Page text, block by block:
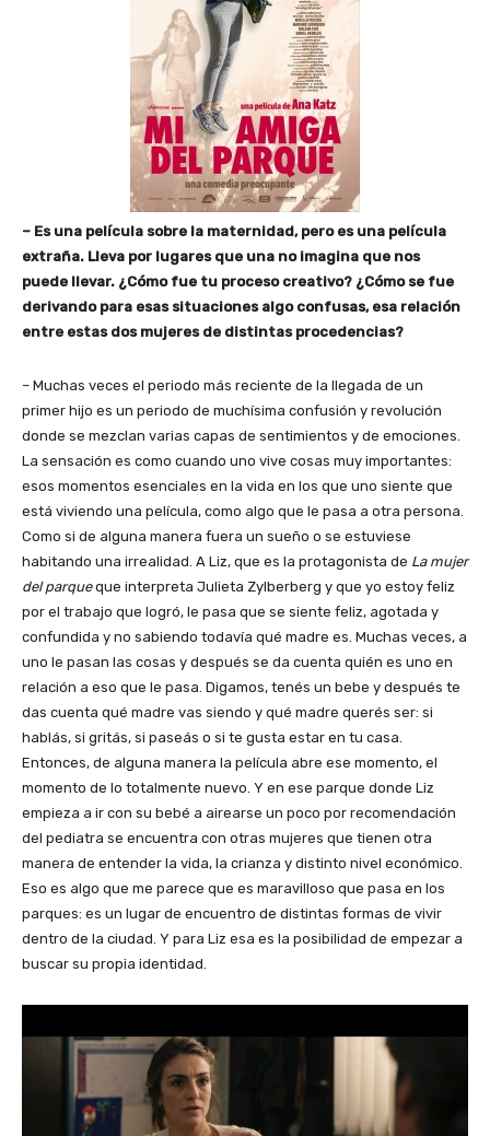
– Es una película sobre la maternidad, pero es una película
extraña. Lleva por lugares que una no imagina que nos
puede llevar. ¿Cómo fue tu proceso creativo? ¿Cómo se fue
derivando para esas situaciones algo confusas, esa relación
entre estas dos mujeres de distintas procedencias?
– Muchas veces el periodo más reciente de la llegada de un
primer hijo es un periodo de muchísima confusión y revolución
donde se mezclan varias capas de sentimientos y de emociones.
La sensación es como cuando uno vive cosas muy importantes:
esos momentos esenciales en la vida en los que uno siente que
está viviendo una película, como algo que le pasa a otra persona.
Como si de alguna manera fuera un sueño o se estuviese
habitando una irrealidad. A Liz, que es la protagonista de La mujer
del parqueque interpreta Julieta Zylberberg y que yo estoy feliz
por el trabajo que logró, le pasa que se siente feliz, agotada y
confundida y no sabiendo todavía qué madre es. Muchas veces, a
uno le pasan las cosas y después se da cuenta quién es uno en
relación a eso que le pasa. Digamos, tenés un bebe y después te
das cuenta qué madre vas siendo y qué madre querés ser: si
hablás, si gritás, si paseás o si te gusta estar en tu casa.
Entonces, de alguna manera la película abre ese momento, el
momento de lo totalmente nuevo. Y en ese parque donde Liz
empieza a ir con su bebé a airearse un poco por recomendación
del pediatra se encuentra con otras mujeres que tienen otra
manera de entender la vida, la crianza y distinto nivel económico.
Eso es algo que me parece que es maravilloso que pasa en los
parques: es un lugar de encuentro de distintas formas de vivir
dentro de la ciudad. Y para Liz esa es la posibilidad de empezar a
buscar su propia identidad.